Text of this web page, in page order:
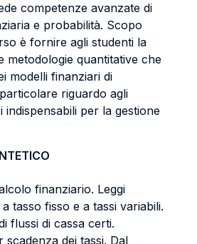
competenze avanzate di
e probabilità. Scopo
è fornire agli studenti la
metodologie quantitative che
modelli finanziari di
riguardo agli
indispensabili per la gestione
finanziario. Leggi
tasso fisso e a tassi variabili.
flussi di cassa certi.
dei tassi. Dal